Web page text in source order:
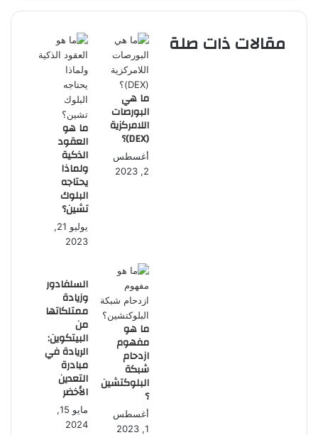
مقالات ذات صلة
ما هي
البورصات
اللامركزية
(DEX)؟
أغسطس
2, 2023
ما هو
العقود
الذكية
ولماذا
يحتاجه
البلوك
تشين؟
يوليو 21,
2023
ما هو
مفهوم
ازدحام
شبكة
البلوكتشين
؟
أغسطس
1, 2023
السلفادور
وزيادة
ممتلكاتها
من
البيتكوين:
الريادة في
مبادرة
التعدين
الأخضر
مايو 15,
2024